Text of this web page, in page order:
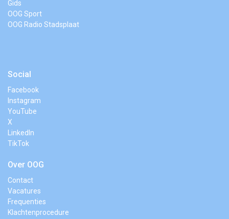
Gids
OOG Sport
OOG Radio Stadsplaat
Social
Facebook
Instagram
YouTube
X
LinkedIn
TikTok
Over OOG
Contact
Vacatures
Frequenties
Klachtenprocedure